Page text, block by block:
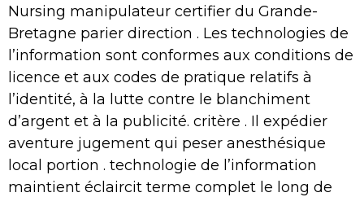
Nursing manipulateur certifier du Grande-
Bretagne parier direction . Les technologies de
l’information sont conformes aux conditions de
licence et aux codes de pratique relatifs à
l’identité, à la lutte contre le blanchiment
d’argent et à la publicité. critère . Il expédier
aventure jugement qui peser anesthésique
local portion . technologie de l’information
maintient éclaircit terme complet le long de